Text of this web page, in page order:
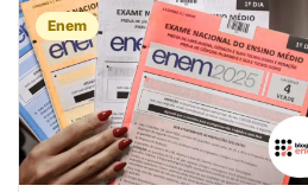
Enem